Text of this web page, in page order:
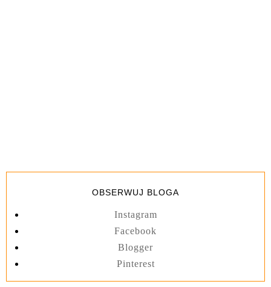
OBSERWUJ BLOGA
Instagram
Facebook
Blogger
Pinterest